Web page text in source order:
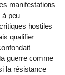
manifestations
à peu
hostiles
qualifier
guerre comme
la résistance